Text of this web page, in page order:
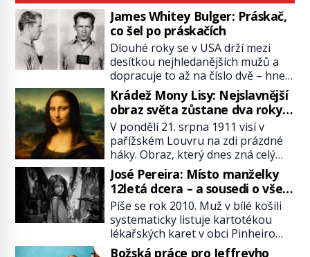
James Whitey Bulger: Práskač,
co šel po práskačích
Dlouhé roky se v USA drží mezi
desítkou nejhledanějších mužů a
dopracuje to až na číslo dvě – hned
po Usámovi bin Ládinovi (1957–
2011). To je James „Whitey“ Bulger
(1929–2018) viněný ze spoluúčasti
na 19 vraždách, vydírání a lichvy. A
samozřejmě, krom toho je ještě
drogový dealer, který neváhá
odstranit z cesty všechny práskače,
zatímco […]
Krádež Mony Lisy: Nejslavnější
obraz světa zůstane dva roky
nezvěstný
V pondělí 21. srpna 1911 visí v
pařížském Louvru na zdi prázdné
háky. Obraz, který dnes zná celý
svět, je pryč. Zpočátku si nikdo
nemyslí, že jde o krádež.
Zaměstnanci jsou přesvědčeni, že
Mona Lisa je jen v restaurátorské
dílně nebo u fotografa. Když se
ukáže pravda, propukne jeden z
největších honů na zloděje v […]
José Pereira: Místo manželky
12letá dcera – a sousedi o všem
vědí!
Píše se rok 2010. Muž v bílé košili
systematicky listuje kartotékou
lékařských karet v obci Pinheiro
ležící asi 20 kilometrů od farmy s
Božská práce pro Jeffreyho